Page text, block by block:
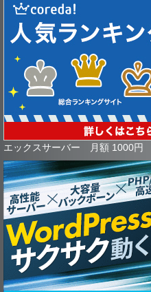
エックスサーバー 月額 1000円